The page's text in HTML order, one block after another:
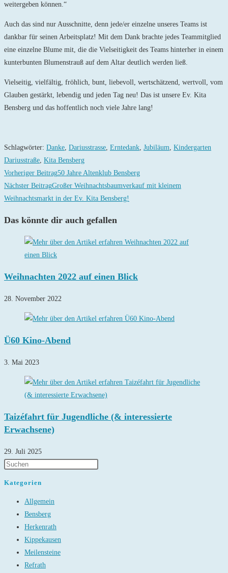
weitergeben können.“
Auch das sind nur Ausschnitte, denn jede/er einzelne unseres Teams ist
dankbar für seinen Arbeitsplatz! Mit dem Dank brachte jedes Teammitglied
eine einzelne Blume mit, die die Vielseitigkeit des Teams hinterher in einem
kunterbunten Blumenstrauß auf dem Altar deutlich werden ließ.
Vielseitig, vielfältig, fröhlich, bunt, liebevoll, wertschätzend, wertvoll, vom
Glauben gestärkt, lebendig und jeden Tag neu! Das ist unsere Ev. Kita
Bensberg und das hoffentlich noch viele Jahre lang!
Schlagwörter: Danke, Dariusstrasse, Erntedank, Jubiläum, Kindergarten
Dariusstraße, Kita Bensberg
Weitere
Artikel
ansehen
Vorheriger Beitrag50 Jahre Altenklub Bensberg
Nächster BeitragGroßer Weihnachtsbaumverkauf mit kleinem
Weihnachtsmarkt in der Ev. Kita Bensberg!
Das könnte dir auch gefallen
Weihnachten 2022 auf einen Blick
28. November 2022
Ü60 Kino-Abend
3. Mai 2023
Taizéfahrt für Jugendliche (& interessierte
Erwachsene)
29. Juli 2025
Kategorien
Allgemein
Bensberg
Herkenrath
Kippekausen
Meilensteine
Refrath